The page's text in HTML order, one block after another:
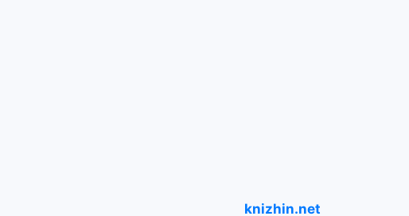
knizhin.net